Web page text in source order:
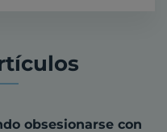
obsesionarse con